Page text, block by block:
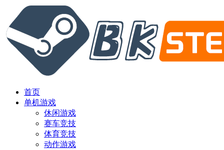
首页
单机游戏
休闲游戏
赛车竞技
体育竞技
动作游戏